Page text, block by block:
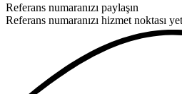
Referans numaranızı paylaşın
Referans numaranızı hizmet noktası